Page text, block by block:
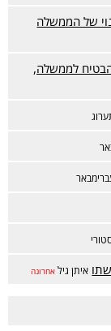
של הממשלה
לממשלה,
איתן גיל אחרונה